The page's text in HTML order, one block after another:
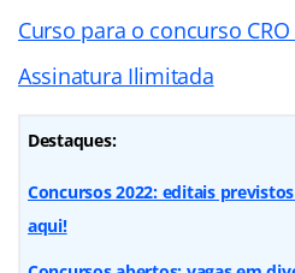
Curso para o concurso CRO
Assinatura Ilimitada
Destaques:
Concursos 2022: editais
aqui!